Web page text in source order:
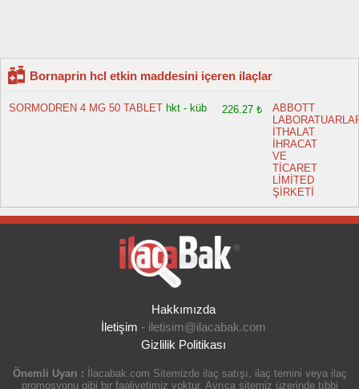
Bornaprin hcl etkin maddesini içeren ilaçlar
SORMODREN 4 MG 50 TABLET hkt - küb 226.27 ₺
ABBOTT
İTHALAT
İHRACAT
VE
TİCARET
LİMİTED
ŞİRKETİ
Hakkımızda
İletişim - iletisim@ilacabak.com
Gizlilik Politikası
Önemli Uyarı : İlacabak.com Sitemizde ilaç satışı, ilaç temini veya ilaç
promosyonu gibi bir faaliyetimiz yoktur. Ayrıca sitemiz üzerinde tıbbi